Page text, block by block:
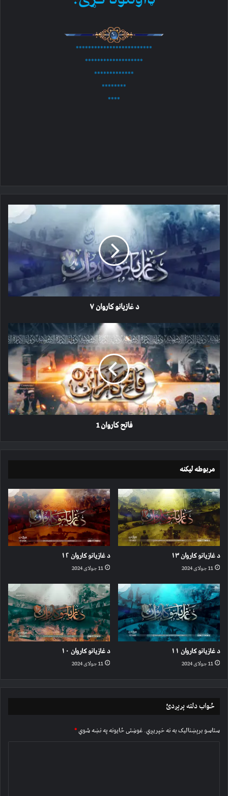
*************************
*******************
*************
********
****
د
غازیانو
کاروان
د غازیانو کاروان ۷
کاروان
1
فاتح کاروان 1
مربوطه لیکنه
د غازیانو کاروان ۱۳
11 جولای 2024
د غازیانو کاروان ۱۲
11 جولای 2024
د غازیانو کاروان ۱۱
11 جولای 2024
د غازیانو کاروان ۱۰
11 جولای 2024
ځواب دلته پرېږدئ
ستاسو برېښناليک به نه خپريږي.غوښتى ځایونه په نښه شوي*